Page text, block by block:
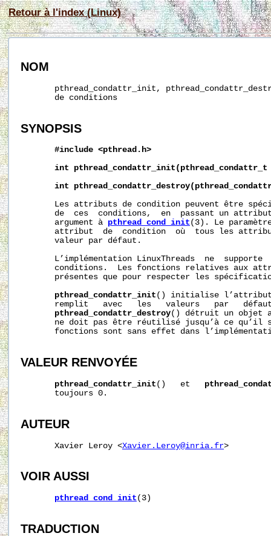
Retour à l'index (Linux)
NOM
pthread_condattr_init,
       de conditions
SYNOPSIS
#include <pthread.h>
int
pthread_condattr_init(pthread_condattr_t
int
Les attributs de condition peuvent être
de  ces  conditions,  en  passant un
       argument à
pthread_cond_init (3). Le
attribut  de  condition  où  tous les
       valeur par défaut.
L’implémentation LinuxThreads  ne  supporte
conditions.  Les fonctions relatives aux
présentes que pour respecter les
pthread_condattr_init () initialise l’attribut
remplit   avec   les   valeurs   par
pthread_condattr_destroy() détruit un objet
ne doit pas être réutilisé jusqu’à ce qu’il
fonctions sont sans effet dans
VALEUR RENVOYÉE
pthread_condattr_init ()   et
       toujours 0.
AUTEUR
       Xavier Leroy <
Xavier.Leroy@inria.fr>
VOIR AUSSI
pthread_cond_init (3)
TRADUCTION